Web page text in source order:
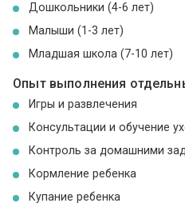
Дошкольники (4-6 лет)
Малыши (1-3 лет)
Младшая школа (7-10 лет)
Опыт выполнения
Игры и развлечения
Консультации и обучение
Контроль за домашними
Кормление ребенка
Купание ребенка